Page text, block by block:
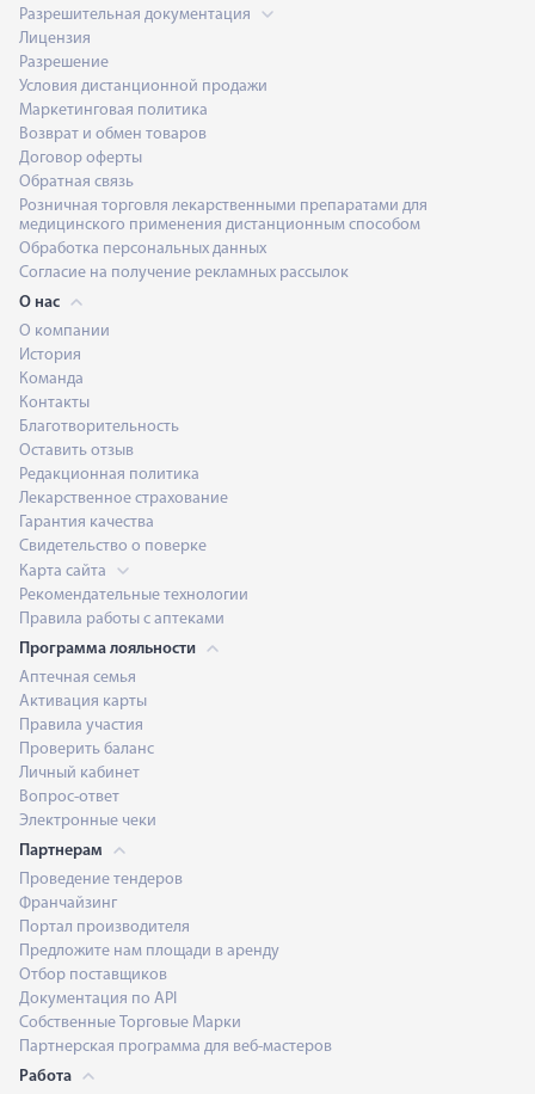
Разрешительная документация
Лицензия
Разрешение
Условия дистанционной продажи
Маркетинговая политика
Возврат и обмен товаров
Договор оферты
Обратная связь
Розничная торговля лекарственными препаратами для
медицинского применения дистанционным способом
Обработка персональных данных
Согласие на получение рекламных рассылок
О нас
О компании
История
Команда
Контакты
Благотворительность
Оставить отзыв
Редакционная политика
Лекарственное страхование
Гарантия качества
Свидетельство о поверке
Карта сайта
Рекомендательные технологии
Правила работы с аптеками
Программа лояльности
Аптечная семья
Активация карты
Правила участия
Проверить баланс
Личный кабинет
Вопрос-ответ
Электронные чеки
Партнерам
Проведение тендеров
Франчайзинг
Портал производителя
Предложите нам площади в аренду
Отбор поставщиков
Документация по API
Собственные Торговые Марки
Партнерская программа для веб-мастеров
Работа